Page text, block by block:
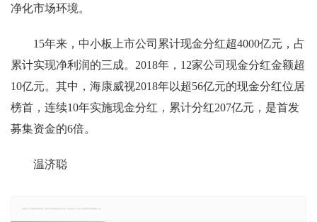
净化市场环境。
15年来，中小板上市公司累计现金分红超4000亿元，占
累计实现净利润的三成。2018年，12家公司现金分红金额超
10亿元。其中，海康威视2018年以超56亿元的现金分红位居
榜首，连续10年实施现金分红，累计分红207亿元，是首发
募集资金的6倍。
温济聪